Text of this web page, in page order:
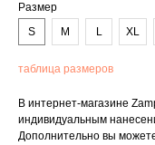
Размер
S
M L XL
таблица размеров
В интернет-магазине
индивидуальным
Дополнительно вы